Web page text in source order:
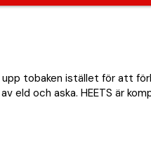
tobaken istället för att
eld och aska. HEETS är